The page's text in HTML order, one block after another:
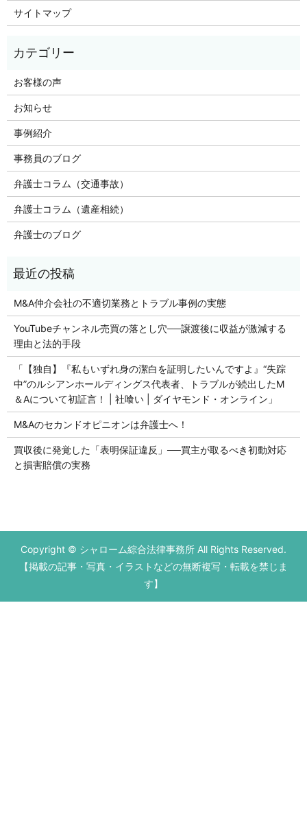
サイトマップ
お客様の声
お知らせ
事例紹介
事務員のブログ
弁護士コラム（交通事故）
弁護士コラム（遺産相続）
弁護士のブログ
M&A仲介会社の不適切業務とトラブル事例の実態
YouTubeチャンネル売買の落とし穴──譲渡後に収益が激減する
理由と法的手段
「【独自】『私もいずれ身の潔白を証明したいんですよ』“失踪
中”のルシアンホールディングス代表者、トラブルが続出したM
＆Aについて初証言！ | 社喰い | ダイヤモンド・オンライン」
M&Aのセカンドオピニオンは弁護士へ！
買収後に発覚した「表明保証違反」──買主が取るべき初動対応
と損害賠償の実務
Copyright © シャローム綜合法律事務所 All Rights Reserved.
【掲載の記事・写真・イラストなどの無断複写・転載を禁じま
す】